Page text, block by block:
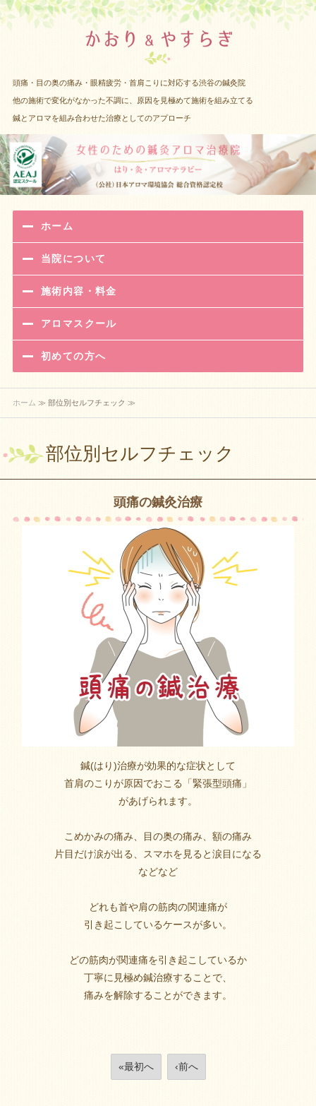
渋谷 女
頭痛・目の奥の痛み・眼精疲労・首肩こりに対応する渋谷の鍼灸院
他の施術で変化がなかった不調に、原因を見極めて施術を組み立てる
鍼とアロマを組み合わせた治療としてのアプローチ
ホーム
当院について
施術内容・料金
アロマスクール
初めての方へ
ホーム ≫ 部位別セルフチェック ≫
部位別セルフチェック
頭痛の鍼灸治療
鍼(はり)治療が効果的な症状として
首肩のこりが原因でおこる「緊張型頭痛」
があげられます。
こめかみの痛み、目の奥の痛み、額の痛み
片目だけ涙が出る、スマホを見ると涙目になる
などなど
どれも首や肩の筋肉の関連痛が
引き起こしているケースが多い。
どの筋肉が関連痛を引き起こしているか
丁寧に見極め鍼治療することで、
痛みを解除することができます。
«最初へ ‹前へ